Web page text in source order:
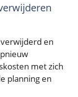
en
met zich
planning en